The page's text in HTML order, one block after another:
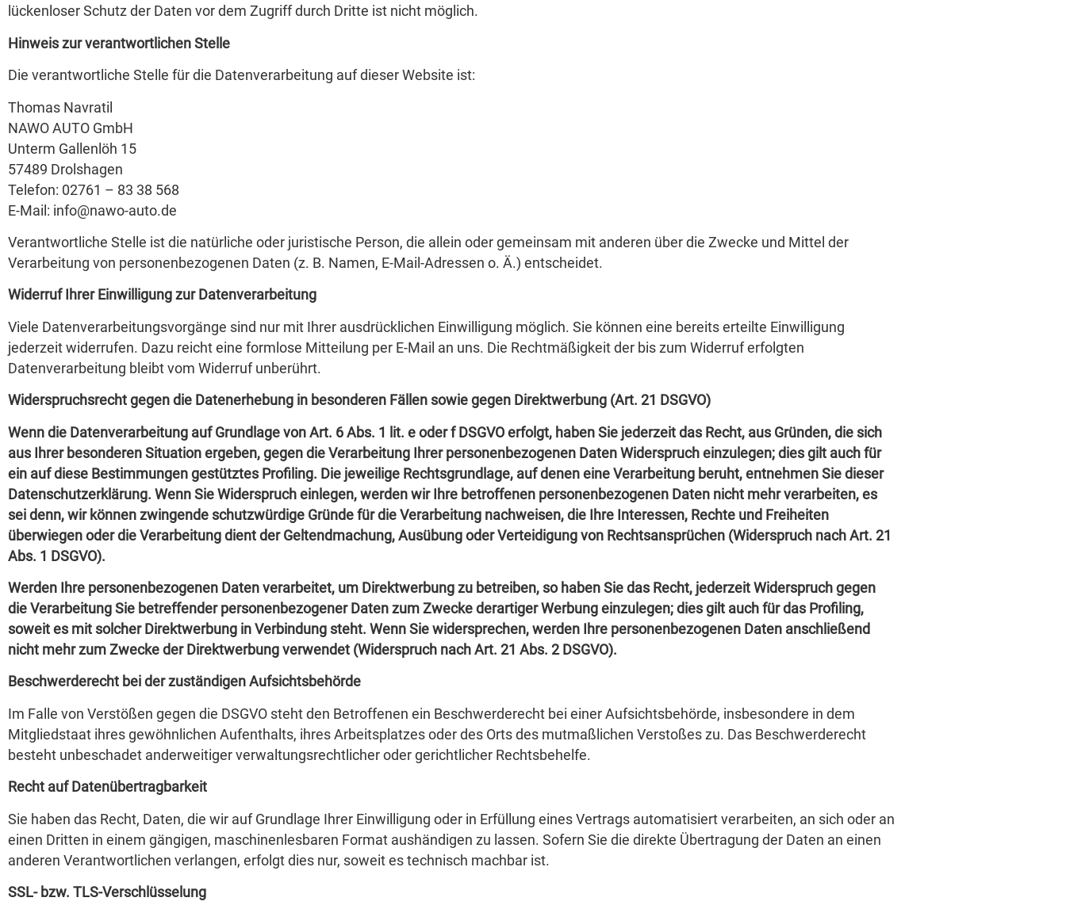
lückenloser Schutz der Daten vor dem Zugriff durch Dritte ist nicht möglich.
Hinweis zur verantwortlichen Stelle
Die verantwortliche Stelle für die Datenverarbeitung auf dieser Website ist:
Thomas Navratil
NAWO AUTO GmbH
Unterm Gallenlöh 15
57489 Drolshagen
Telefon: 02761 – 83 38 568
E-Mail: info@nawo-auto.de
Verantwortliche Stelle ist die natürliche oder juristische Person, die allein oder gemeinsam mit anderen über die Zwecke und Mittel der
Verarbeitung von personenbezogenen Daten (z. B. Namen, E-Mail-Adressen o. Ä.) entscheidet.
Widerruf Ihrer Einwilligung zur Datenverarbeitung
Viele Datenverarbeitungsvorgänge sind nur mit Ihrer ausdrücklichen Einwilligung möglich. Sie können eine bereits erteilte Einwilligung
jederzeit widerrufen. Dazu reicht eine formlose Mitteilung per E-Mail an uns. Die Rechtmäßigkeit der bis zum Widerruf erfolgten
Datenverarbeitung bleibt vom Widerruf unberührt.
Widerspruchsrecht gegen die Datenerhebung in besonderen Fällen sowie gegen Direktwerbung (Art. 21 DSGVO)
Wenn die Datenverarbeitung auf Grundlage von Art. 6 Abs. 1 lit. e oder f DSGVO erfolgt, haben Sie jederzeit das Recht, aus Gründen, die sich
aus Ihrer besonderen Situation ergeben, gegen die Verarbeitung Ihrer personenbezogenen Daten Widerspruch einzulegen; dies gilt auch für
ein auf diese Bestimmungen gestütztes Profiling. Die jeweilige Rechtsgrundlage, auf denen eine Verarbeitung beruht, entnehmen Sie dieser
Datenschutzerklärung. Wenn Sie Widerspruch einlegen, werden wir Ihre betroffenen personenbezogenen Daten nicht mehr verarbeiten, es
sei denn, wir können zwingende schutzwürdige Gründe für die Verarbeitung nachweisen, die Ihre Interessen, Rechte und Freiheiten
überwiegen oder die Verarbeitung dient der Geltendmachung, Ausübung oder Verteidigung von Rechtsansprüchen (Widerspruch nach Art. 21
Abs. 1 DSGVO).
Werden Ihre personenbezogenen Daten verarbeitet, um Direktwerbung zu betreiben, so haben Sie das Recht, jederzeit Widerspruch gegen
die Verarbeitung Sie betreffender personenbezogener Daten zum Zwecke derartiger Werbung einzulegen; dies gilt auch für das Profiling,
soweit es mit solcher Direktwerbung in Verbindung steht. Wenn Sie widersprechen, werden Ihre personenbezogenen Daten anschließend
nicht mehr zum Zwecke der Direktwerbung verwendet (Widerspruch nach Art. 21 Abs. 2 DSGVO).
Beschwerderecht bei der zuständigen Aufsichtsbehörde
Im Falle von Verstößen gegen die DSGVO steht den Betroffenen ein Beschwerderecht bei einer Aufsichtsbehörde, insbesondere in dem
Mitgliedstaat ihres gewöhnlichen Aufenthalts, ihres Arbeitsplatzes oder des Orts des mutmaßlichen Verstoßes zu. Das Beschwerderecht
besteht unbeschadet anderweitiger verwaltungsrechtlicher oder gerichtlicher Rechtsbehelfe.
Recht auf Datenübertragbarkeit
Sie haben das Recht, Daten, die wir auf Grundlage Ihrer Einwilligung oder in Erfüllung eines Vertrags automatisiert verarbeiten, an sich oder an
einen Dritten in einem gängigen, maschinenlesbaren Format aushändigen zu lassen. Sofern Sie die direkte Übertragung der Daten an einen
anderen Verantwortlichen verlangen, erfolgt dies nur, soweit es technisch machbar ist.
SSL- bzw. TLS-Verschlüsselung